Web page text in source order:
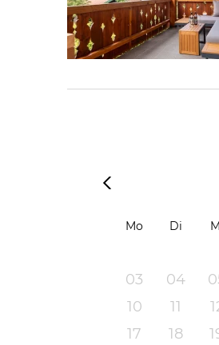
Mo Di
03
04
10
11
17
18